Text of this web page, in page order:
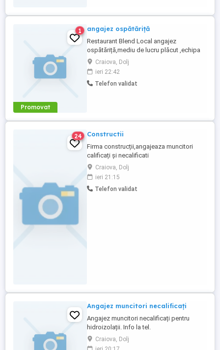
Promovat
1 angajez ospătăriță
Restaurant Blend Local angajez
ospătăriță,mediu de lucru plăcut ,echipa
tânără și veselă ,experiența constituie un
avantaj pentru mai multe detalii va rog să
sunați la numărul între 10:00 - 19:00
Craiova, Dolj
ieri 22:42
Telefon validat
24 Constructii
Firma construcții,angajeaza muncitori
calificați și necalificati
Craiova, Dolj
ieri 21:15
Telefon validat
Angajez muncitori necalificați
Angajez muncitori necalificați pentru
hidroizolații. Info la tel.
Craiova, Dolj